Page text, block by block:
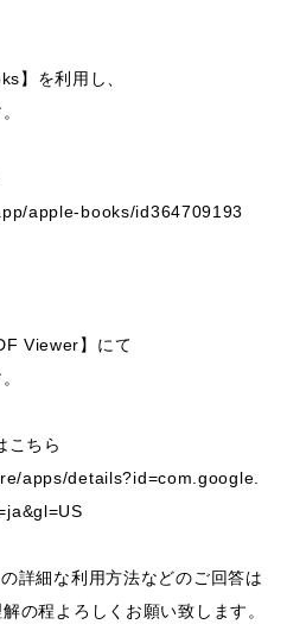
】を利用し、
apple-books/id364709193
Viewer】にて
こちら
apps/details?id=com.google.
詳細な利用方法などのご回答は
の程よろしくお願い致します。